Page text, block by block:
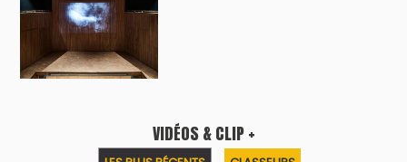
VIDÉOS & CLIP +